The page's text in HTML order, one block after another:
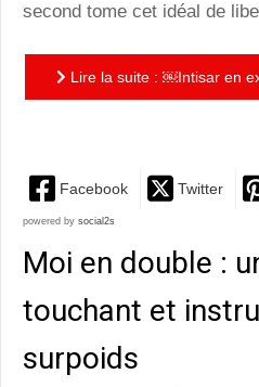
second tome cet idéal de
Lire la suite : ￼Intisar en
Facebook Twitter
powered by social2s
Moi en double :
touchant et
surpoids